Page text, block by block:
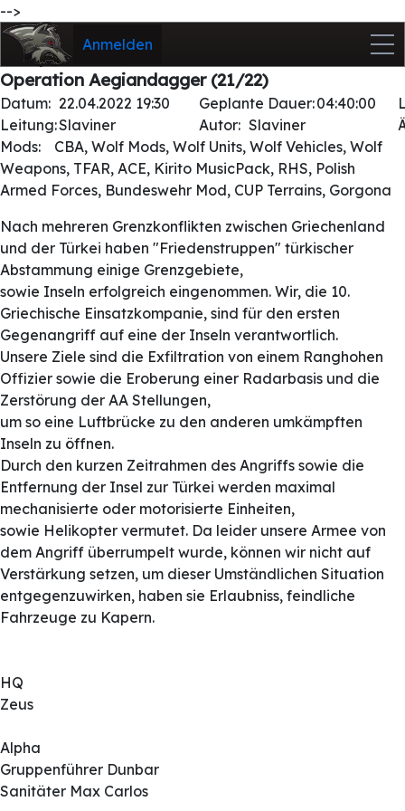
-->
Anmelden
Operation Aegiandagger (21/22)
Datum: 22.04.2022 19:30 Geplante Dauer:04:40:00
Leitung:Slaviner Autor: Slaviner
Mods:
CBA, Wolf Mods, Wolf Units, Wolf Vehicles, Wolf
Weapons, TFAR, ACE, Kirito MusicPack, RHS, Polish
Armed Forces, Bundeswehr Mod, CUP Terrains, Gorgona
Nach mehreren Grenzkonflikten zwischen Griechenland
und der Türkei haben "Friedenstruppen" türkischer
Abstammung einige Grenzgebiete,
sowie Inseln erfolgreich eingenommen. Wir, die 10.
Griechische Einsatzkompanie, sind für den ersten
Gegenangriff auf eine der Inseln verantwortlich.
Unsere Ziele sind die Exfiltration von einem Ranghohen
Offizier sowie die Eroberung einer Radarbasis und die
Zerstörung der AA Stellungen,
um so eine Luftbrücke zu den anderen umkämpften
Inseln zu öffnen.
Durch den kurzen Zeitrahmen des Angriffs sowie die
Entfernung der Insel zur Türkei werden maximal
mechanisierte oder motorisierte Einheiten,
sowie Helikopter vermutet. Da leider unsere Armee von
dem Angriff überrumpelt wurde, können wir nicht auf
Verstärkung setzen, um dieser Umständlichen Situation
entgegenzuwirken, haben sie Erlaubniss, feindliche
Fahrzeuge zu Kapern.
HQ
Zeus
Alpha
Gruppenführer Dunbar
Sanitäter Max Carlos